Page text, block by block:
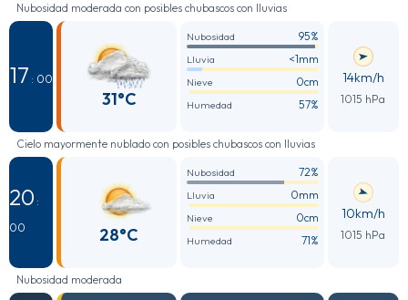
Nubosidad moderada con posibles chubascos con lluvias
17 : 00
31°C
Nubosidad 95%
Lluvia <1mm
Nieve 0cm
Humedad 57%
14km/h
1015 hPa
Cielo mayormente nublado con posibles chubascos con lluvias
20 :
00
28°C
Nubosidad 72%
Lluvia 0mm
Nieve 0cm
Humedad 71%
10km/h
1015 hPa
Nubosidad moderada